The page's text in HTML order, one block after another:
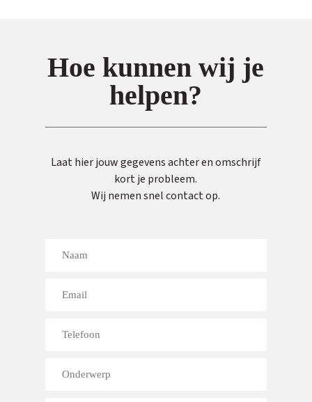
Hoe kunnen wij je
helpen?
Laat hier jouw gegevens achter en omschrijf
kort je probleem.
Wij nemen snel contact op.